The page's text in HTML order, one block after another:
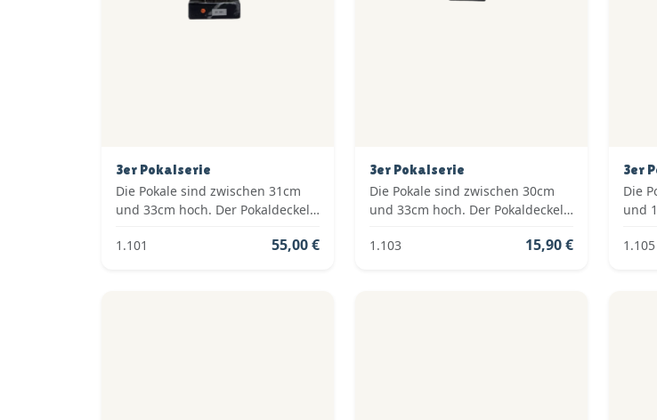
3er Pokalserie
Die Pokale sind zwischen 31cm
und 33cm hoch. Der Pokaldeckel
Farben der Pokalserie sind: Gold,
1.101 55,00 €
3er Pokalserie
Die Pokale sind zwischen 30cm
und 33cm hoch. Der Pokaldeckel
Farben der Pokalserie sind: Gold.
1.103 15,90 €
3er
Die
und
1.105